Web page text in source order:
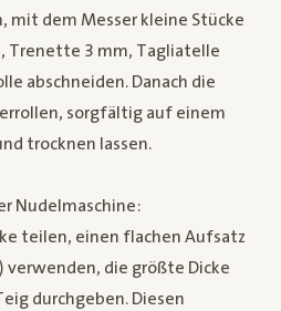
mit dem Messer kleine Stücke
Trenette 3 mm, Tagliatelle
abschneiden. Danach die
sorgfältig auf einem
trocknen lassen.
Nudelmaschine:
teilen, einen flachen Aufsatz
verwenden, die größte Dicke
durchgeben. Diesen